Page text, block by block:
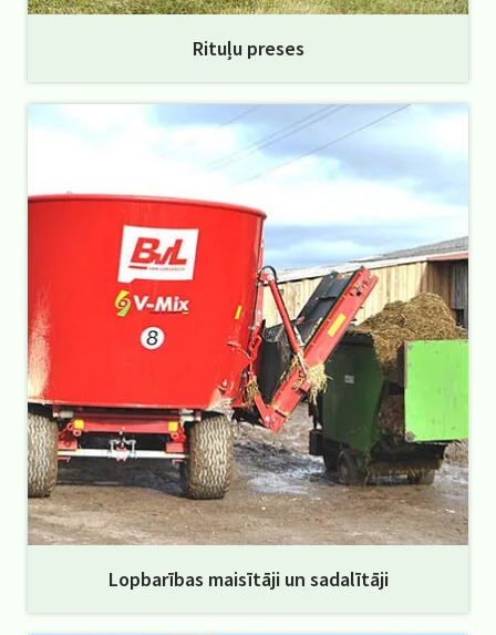
Rituļu preses
Lopbarības maisītāji un sadalītāji